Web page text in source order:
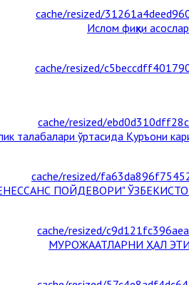
талабалари ўртасида Қуръони
МУРОЖААТЛАРНИ ҲАЛ